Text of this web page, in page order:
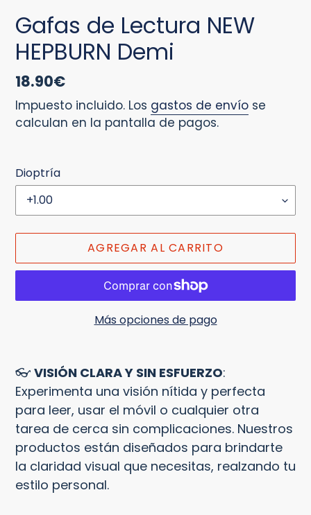
Gafas de Lectura NEW
HEPBURN Demi
Precio
habitual
18.90€
Impuesto incluido. Los gastos de envío se
calculan en la pantalla de pagos.
Dioptría
AGREGAR AL CARRITO
Más opciones de pago
el
producto
tu
carrito
👓 VISIÓN CLARA Y SIN ESFUERZO:
Experimenta una visión nítida y perfecta
para leer, usar el móvil o cualquier otra
tarea de cerca sin complicaciones. Nuestros
productos están diseñados para brindarte
la claridad visual que necesitas, realzando tu
estilo personal.